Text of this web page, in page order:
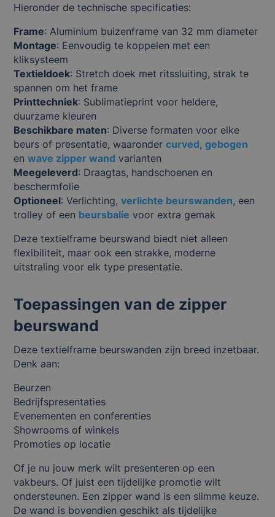
Hieronder de technische specificaties:
Frame: Aluminium buizenframe van 32 mm diameter
Montage: Eenvoudig te koppelen met een
kliksysteem
Textieldoek: Stretch doek met ritssluiting, strak te
spannen om het frame
Printtechniek: Sublimatieprint voor heldere,
duurzame kleuren
Beschikbare maten: Diverse formaten voor elke
beurs of presentatie, waarondercurved, gebogen
enwave zipper wand varianten
Meegeleverd: Draagtas, handschoenen en
beschermfolie
Optioneel: Verlichting,verlichte beurswanden, een
trolley of een beursbalie voor extra gemak
Deze textielframe beurswand biedt niet alleen
flexibiliteit, maar ook een strakke, moderne
uitstraling voor elk type presentatie.
Toepassingen van de zipper
beurswand
Deze textielframe beurswanden zijn breed inzetbaar.
Denk aan:
Beurzen
Bedrijfspresentaties
Evenementen en conferenties
Showrooms of winkels
Promoties op locatie
Of je nu jouw merk wilt presenteren op een
vakbeurs. Of juist een tijdelijke promotie wilt
ondersteunen. Een zipper wand is een slimme keuze.
De wand is bovendien geschikt als tijdelijke